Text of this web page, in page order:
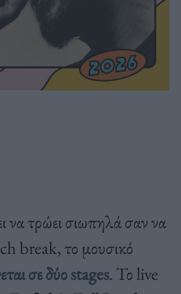
να τρώει σιωπηλά σαν να
break, το μουσικό
σε δύο stages. Το live